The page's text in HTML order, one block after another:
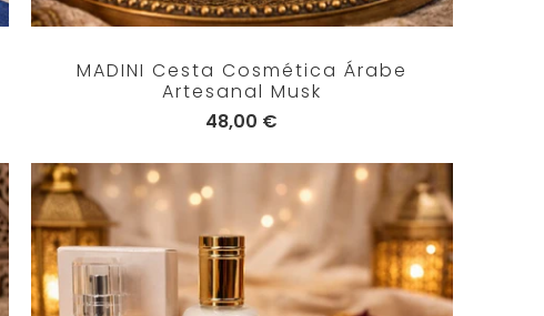
MADINI Cesta Cosmética Árabe
Artesanal Musk
48,00 €